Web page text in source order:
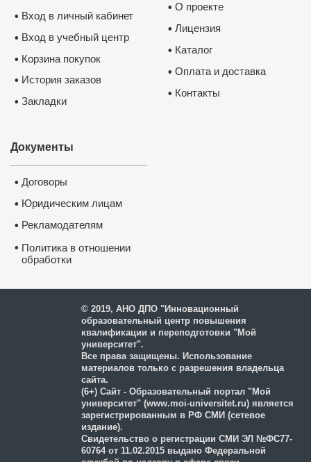
• О проекте
• Лицензия
• Каталог
• Оплата и доставка
• Контакты
• Вход в личный кабинет
• Вход в учебный центр
• Корзина покупок
• История заказов
• Закладки
Документы
• Договоры
• Юридическим лицам
• Рекламодателям
• Политика в отношении
обработки
© 2019, АНО ДПО "Инновационный
образовательный центр повышения
квалификации и переподготовки "Мой
университет".
Все права защищены. Использование
материалов только с разрешения владельца
сайта.
(6+) Сайт - Образовательный портал "Мой
университет" (www.moi-universitet.ru) является
зарегистрированным в РФ СМИ (сетевое
издание).
Свидетельство о регистрации СМИ ЭЛ №ФС77-
60764 от 11.02.2015 выдано Федеральной